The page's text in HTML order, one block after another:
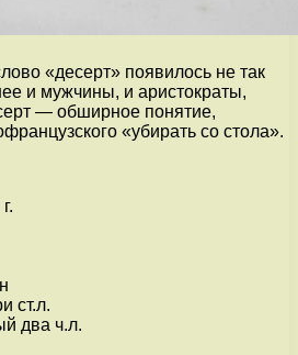
«десерт» появилось не так
и мужчины, и аристократы,
— обширное понятие,
«убирать со стола».
ст.л.
два ч.л.